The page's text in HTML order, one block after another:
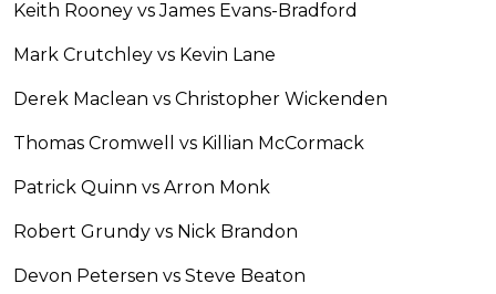
Keith Rooney vs James Evans-Bradford
Mark Crutchley vs Kevin Lane
Derek Maclean vs Christopher Wickenden
Thomas Cromwell vs Killian McCormack
Patrick Quinn vs Arron Monk
Robert Grundy vs Nick Brandon
Devon Petersen vs Steve Beaton